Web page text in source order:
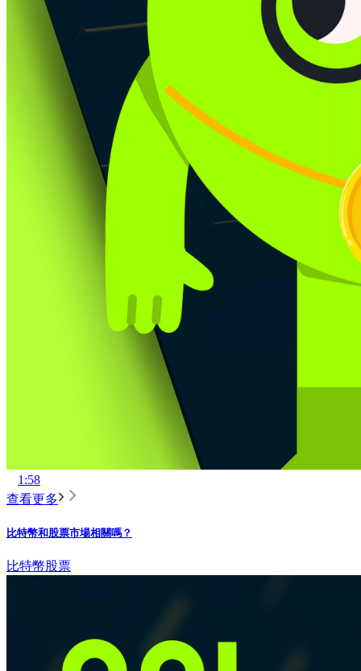
1:58
查看更多
比特幣和股票市場相關嗎？
比特幣股票